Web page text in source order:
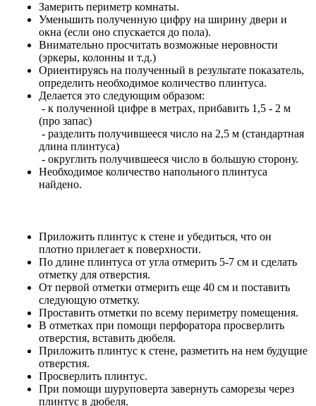
Замерить периметр комнаты.
Уменьшить полученную цифру на ширину двери и
окна (если оно спускается до пола).
Внимательно просчитать возможные неровности
(эркеры, колонны и т.д.)
Ориентируясь на полученный в результате показатель,
определить необходимое количество плинтуса.
Делается это следующим образом:
- к полученной цифре в метрах, прибавить 1,5 - 2 м
(про запас)
- разделить получившееся число на 2,5 м (стандартная
длина плинтуса)
- округлить получившееся число в большую сторону.
Необходимое количество напольного плинтуса
найдено.
Приложить плинтус к стене и убедиться, что он
плотно прилегает к поверхности.
По длине плинтуса от угла отмерить 5-7 см и сделать
отметку для отверстия.
От первой отметки отмерить еще 40 см и поставить
следующую отметку.
Проставить отметки по всему периметру помещения.
В отметках при помощи перфоратора просверлить
отверстия, вставить дюбеля.
Приложить плинтус к стене, разметить на нем будущие
отверстия.
Просверлить плинтус.
При помощи шуруповерта завернуть саморезы через
плинтус в дюбеля.